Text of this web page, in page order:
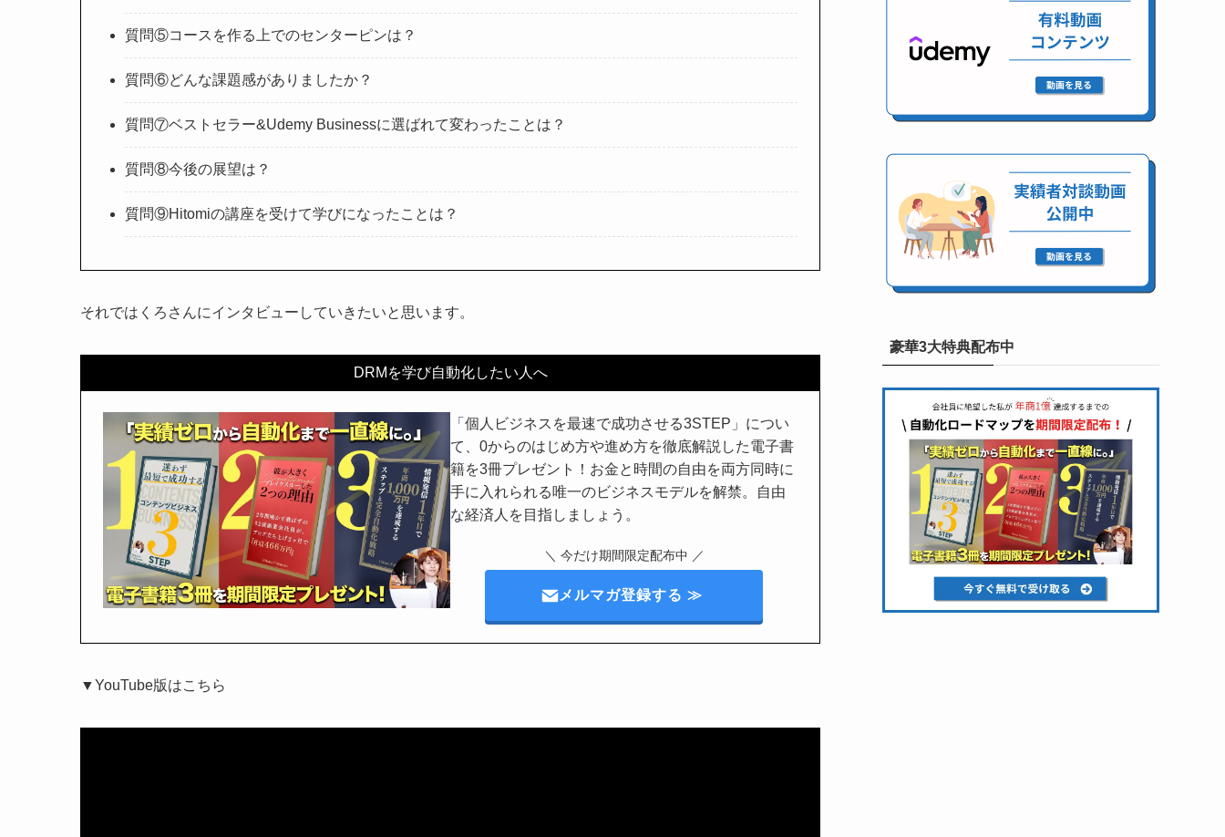
質問⑤コースを作る上でのセンターピンは？
質問⑥どんな課題感がありましたか？
質問⑦ベストセラー&Udemy Businessに選ばれて変わったことは？
質問⑧今後の展望は？
質問⑨Hitomiの講座を受けて学びになったことは？
それではくろさんにインタビューしていきたいと思います。
DRMを学び自動化したい人へ
「個人ビジネスを最速で成功させる3STEP」につい
て、0からのはじめ方や進め方を徹底解説した電子書
籍を3冊プレゼント！お金と時間の自由を両方同時に
手に入れられる唯一のビジネスモデルを解禁。自由
な経済人を目指しましょう。
＼ 今だけ期間限定配布中 ／
メルマガ登録する ≫
▼YouTube版はこちら
豪華3大特典配布中